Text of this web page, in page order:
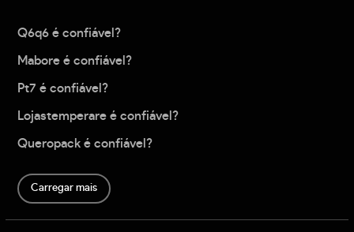
Q6q6 é confiável?
Mabore é confiável?
Pt7 é confiável?
Lojastemperare é confiável?
Queropack é confiável?
Carregar mais